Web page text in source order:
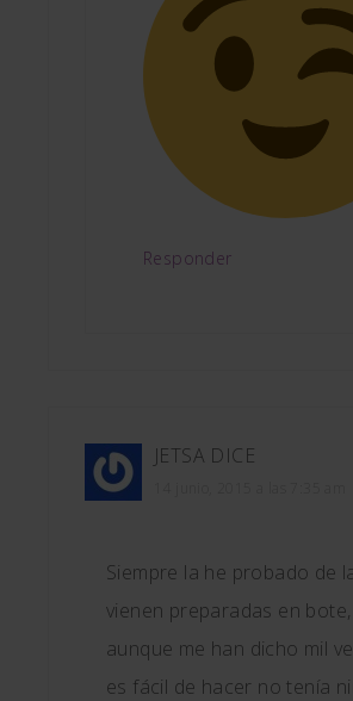
Responder
JETSA DICE
Siempre la he probado de
vienen preparadas en
aunque me han dicho mil
es fácil de hacer no tenía